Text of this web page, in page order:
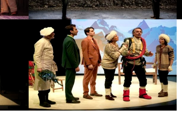
Un fil à la patte
Date :
Jeudi 29 avril
2027